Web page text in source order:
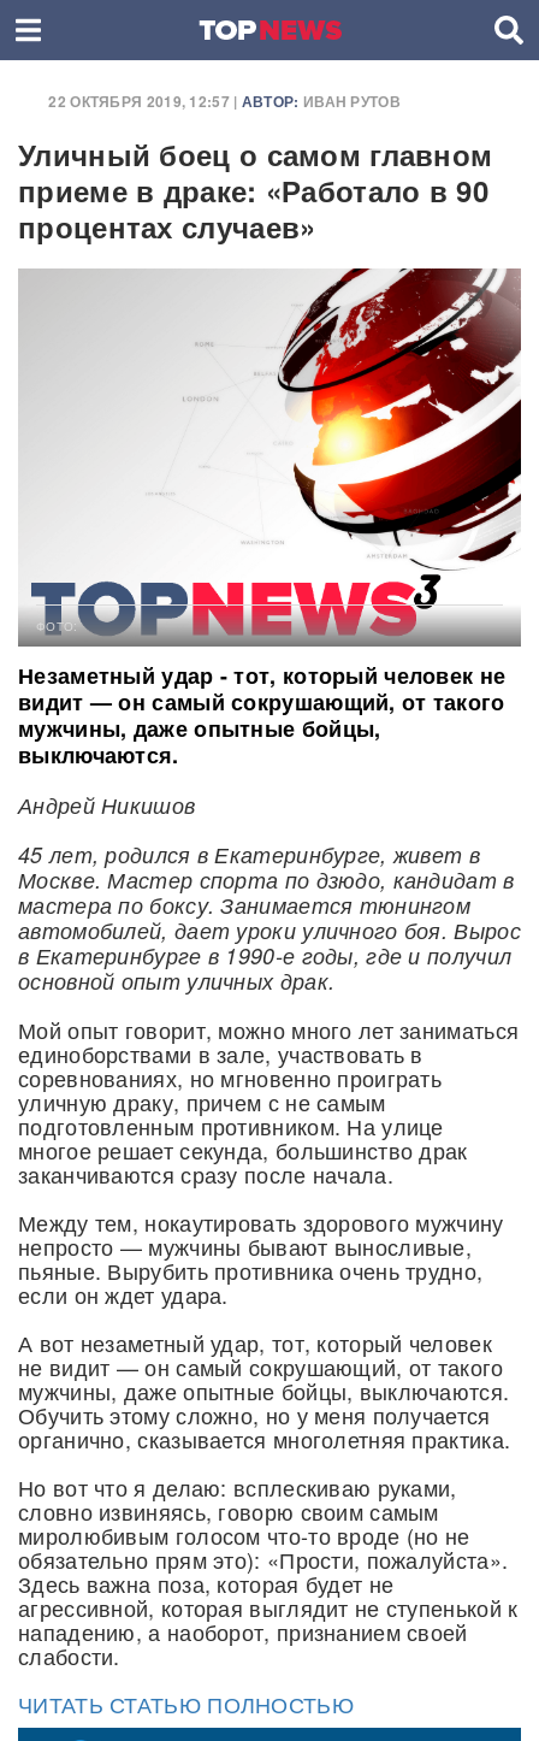
22 ОКТЯБРЯ 2019, 12:57 | АВТОР: ИВАН РУТОВ
Уличный боец о самом главном
приеме в драке: «Работало в 90
процентах случаев»
ФОТО:
Незаметный удар - тот, который человек не
видит — он самый сокрушающий, от такого
мужчины, даже опытные бойцы,
выключаются.
Андрей Никишов
45 лет, родился в Екатеринбурге, живет в
Москве. Мастер спорта по дзюдо, кандидат в
мастера по боксу. Занимается тюнингом
автомобилей, дает уроки уличного боя. Вырос
в Екатеринбурге в 1990-е годы, где и получил
основной опыт уличных драк.
Мой опыт говорит, можно много лет заниматься
единоборствами в зале, участвовать в
соревнованиях, но мгновенно проиграть
уличную драку, причем с не самым
подготовленным противником. На улице
многое решает секунда, большинство драк
заканчиваются сразу после начала.
Между тем, нокаутировать здорового мужчину
непросто — мужчины бывают выносливые,
пьяные. Вырубить противника очень трудно,
если он ждет удара.
А вот незаметный удар, тот, который человек
не видит — он самый сокрушающий, от такого
мужчины, даже опытные бойцы, выключаются.
Обучить этому сложно, но у меня получается
органично, сказывается многолетняя практика.
Но вот что я делаю: всплескиваю руками,
словно извиняясь, говорю своим самым
миролюбивым голосом что-то вроде (но не
обязательно прям это): «Прости, пожалуйста».
Здесь важна поза, которая будет не
агрессивной, которая выглядит не ступенькой к
нападению, а наоборот, признанием своей
слабости.
ЧИТАТЬ СТАТЬЮ ПОЛНОСТЬЮ